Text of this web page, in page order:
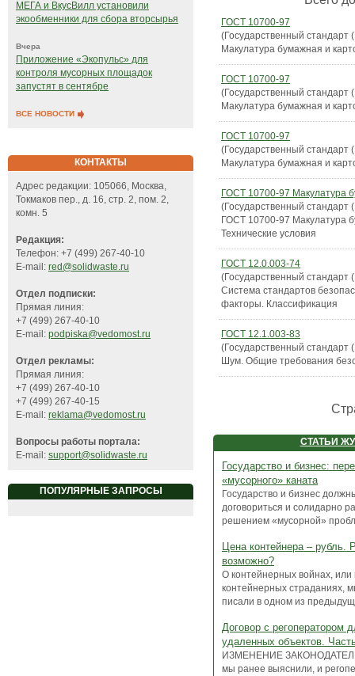
МЕГА и ВкусВилл установили
экообменники для сбора вторсырья
Вчера
Приложение «Экопульс» для
контроля мусорных площадок
запустят в сентябре
ВСЕ НОВОСТИ
КОНТАКТЫ
Адрес редакции: 105066, Москва,
Токмаков пер., д. 16, стр. 2, пом. 2,
комн. 5
Редакция:
Телефон: +7 (499) 267-40-10
E-mail: red@solidwaste.ru
Отдел подписки:
Прямая линия:
+7 (499) 267-40-10
E-mail: podpiska@vedomost.ru
Отдел рекламы:
Прямая линия:
+7 (499) 267-40-10
+7 (499) 267-40-15
E-mail: reklama@vedomost.ru
Вопросы работы портала:
E-mail: support@solidwaste.ru
ПОПУЛЯРНЫЕ ЗАПРОСЫ
ГОСТ 10700-97
(Государственный стандарт
Макулатура бумажная и
ГОСТ 10700-97
(Государственный стандарт
Макулатура бумажная и
ГОСТ 10700-97
(Государственный стандарт
Макулатура бумажная и
ГОСТ 10700-97 Макулатура
(Государственный стандарт
ГОСТ 10700-97 Макулатура
Технические условия
ГОСТ 12.0.003-74
(Государственный стандарт
Система стандартов
факторы. Классификация
ГОСТ 12.1.003-83
(Государственный стандарт
Шум. Общие требования
СТАТЬИ
Государство и бизнес:
«мусорного» каната
Государство и бизнес
договориться и солидарно
решением «мусорной»
Цена контейнера – рубль.
возможно?
О контейнерных войнах, или
контейнерных страданиях,
писали в одном из
Договор с регоператором
удаленных объектов.
ИЗМЕНЕНИЕ
мы ранее выяснили, и